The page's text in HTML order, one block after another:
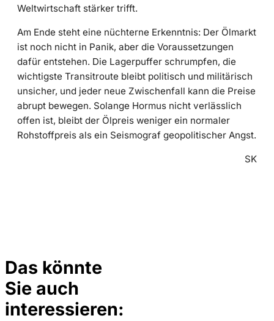
Weltwirtschaft stärker trifft.
Am Ende steht eine nüchterne Erkenntnis: Der Ölmarkt
ist noch nicht in Panik, aber die Voraussetzungen
dafür entstehen. Die Lagerpuffer schrumpfen, die
wichtigste Transitroute bleibt politisch und militärisch
unsicher, und jeder neue Zwischenfall kann die Preise
abrupt bewegen. Solange Hormus nicht verlässlich
offen ist, bleibt der Ölpreis weniger ein normaler
Rohstoffpreis als ein Seismograf geopolitischer Angst.
SK
Das könnte
Sie auch
interessieren: